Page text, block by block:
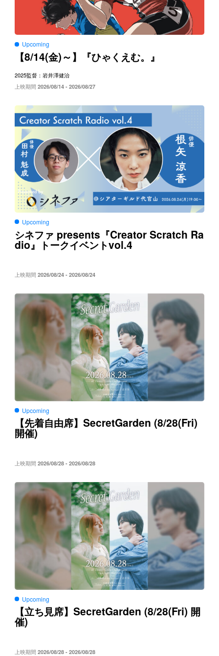
Upcoming
【8/14(金)～】『ひゃくえむ。』
2025監督：岩井澤健治
上映期間 2026/08/14 - 2026/08/27
Upcoming
シネファ presents 『Creator Scratch Ra
dio』トークイベントvol.4
上映期間 2026/08/24 - 2026/08/24
Upcoming
【先着自由席】 SecretGarden (8/28(Fri)
開催)
上映期間 2026/08/28 - 2026/08/28
Upcoming
【立ち見席】 SecretGarden (8/28(Fri) 開
催)
上映期間 2026/08/28 - 2026/08/28